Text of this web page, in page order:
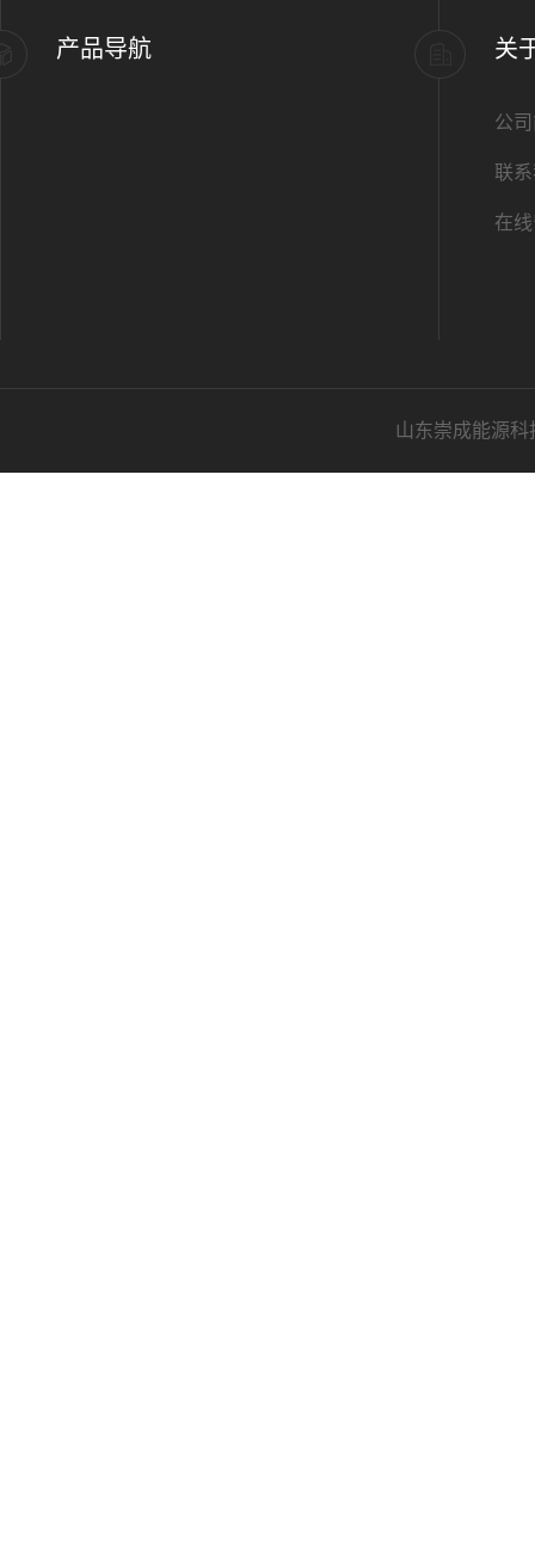
产品导航 关
公
联
在
山东崇成能源